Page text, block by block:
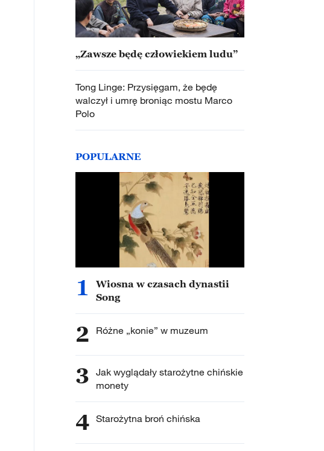
„Zawsze będę człowiekiem ludu”
Tong Linge: Przysięgam, że będę
walczył i umrę broniąc mostu Marco
Polo
POPULARNE
1
Wiosna w czasach dynastii
Song
2 Różne „konie” w muzeum
3 Jak wyglądały starożytne chińskie
monety
4 Starożytna broń chińska